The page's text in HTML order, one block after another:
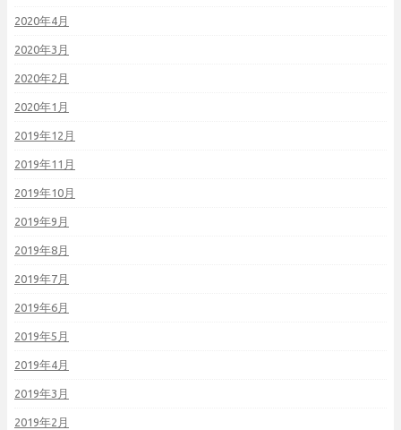
2020年4月
2020年3月
2020年2月
2020年1月
2019年12月
2019年11月
2019年10月
2019年9月
2019年8月
2019年7月
2019年6月
2019年5月
2019年4月
2019年3月
2019年2月